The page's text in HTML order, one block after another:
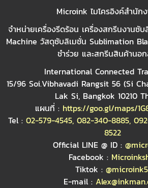
Microink ไมโครอิงค์สำนัก
จำหน่ายเครื่องรีดร้อน เครื่องสกรีนงานซั
Machine วัสดุซับลิเมชั่น Sublimation
ชำร่วย และสกรีนสินค้านอ
International Connected
15/96 Soi.Vibhavadi Rangsit 56 (Si
Lak Si, Bangkok 10210
แผนที่ : https://goo.gl/maps/
Tel : 02-579-4545, 082-340-8885,
8522
Official LINE @ ID :
Facebook :
Tiktok :
E-mail :